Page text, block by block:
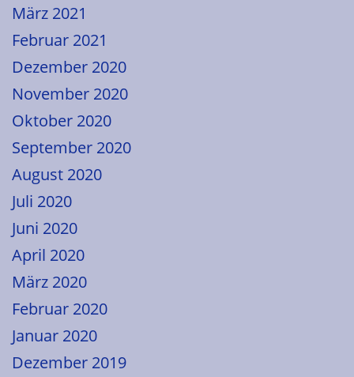
März 2021
Februar 2021
Dezember 2020
November 2020
Oktober 2020
September 2020
August 2020
Juli 2020
Juni 2020
April 2020
März 2020
Februar 2020
Januar 2020
Dezember 2019